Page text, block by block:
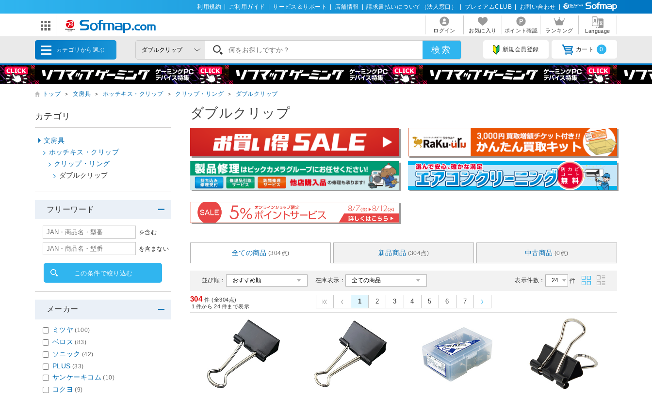
利用規約 ご利用ガイド サービス＆サポート 店舗情報 請求書払いについて（法人窓口） プレミアムCLUB お問い合わせ
ログイン お気に入り ポイント確認 ランキング Language
カテゴリから選ぶ 新規会員登録 カート 0
トップ ＞ 文房具 ＞ ホッチキス・クリップ ＞ クリップ・リング ＞ ダブルクリップ
ダブルクリップ
全ての商品 (304点) 新品商品 (304点) 中古商品 (0点)
並び順： 在庫表示： 表示件数： 件
304 件 (全304点)
1 件から 24 件まで表示
1 2 3 4 5 6 7
カテゴリ
文房具
ホッチキス・クリップ
クリップ・リング
ダブルクリップ
フリーワード
を含む
を含まない
この条件で絞り込む
メーカー
ミツヤ (100)
ベロス (83)
ソニック (42)
PLUS (33)
サンケーキコム (10)
コクヨ (9)